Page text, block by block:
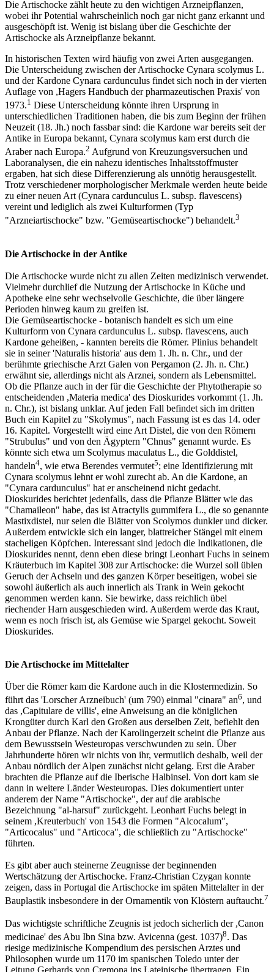
Die Artischocke zählt heute zu den wichtigen Arzneipflanzen,
wobei ihr Potential wahrscheinlich noch gar nicht ganz erkannt und
ausgeschöpft ist. Wenig ist bislang über die Geschichte der
Artischocke als Arzneipflanze bekannt.
In historischen Texten wird häufig von zwei Arten ausgegangen.
Die Unterscheidung zwischen der Artischocke Cynara scolymus L.
und der Kardone Cynara cardunculus findet sich noch in der vierten
Auflage von ,Hagers Handbuch der pharmazeutischen Praxis' von
1973.1 Diese Unterscheidung könnte ihren Ursprung in
unterschiedlichen Traditionen haben, die bis zum Beginn der frühen
Neuzeit (18. Jh.) noch fassbar sind: die Kardone war bereits seit der
Antike in Europa bekannt, Cynara scolymus kam erst durch die
Araber nach Europa.2 Aufgrund von Kreuzungsversuchen und
Laboranalysen, die ein nahezu identisches Inhaltsstoffmuster
ergaben, hat sich diese Differenzierung als unnötig herausgestellt.
Trotz verschiedener morphologischer Merkmale werden heute beide
zu einer neuen Art (Cynara cardunculus L. subsp. flavescens)
vereint und lediglich als zwei Kulturformen (Typ
"Arzneiartischocke" bzw. "Gemüseartischocke") behandelt.3
Die Artischocke in der Antike
Die Artischocke wurde nicht zu allen Zeiten medizinisch verwendet.
Vielmehr durchlief die Nutzung der Artischocke in Küche und
Apotheke eine sehr wechselvolle Geschichte, die über längere
Perioden hinweg kaum zu greifen ist.
Die Gemüseartischocke - botanisch handelt es sich um eine
Kulturform von Cynara cardunculus L. subsp. flavescens, auch
Kardone geheißen, - kannten bereits die Römer. Plinius behandelt
sie in seiner 'Naturalis historia' aus dem 1. Jh. n. Chr., und der
berühmte griechische Arzt Galen von Pergamon (2. Jh. n. Chr.)
erwähnt sie, allerdings nicht als Arznei, sondern als Lebensmittel.
Ob die Pflanze auch in der für die Geschichte der Phytotherapie so
entscheidenden ,Materia medica' des Dioskurides vorkommt (1. Jh.
n. Chr.), ist bislang unklar. Auf jeden Fall befindet sich im dritten
Buch ein Kapitel zu "Skolymus", nach Fassung ist es das 14. oder
16. Kapitel. Vorgestellt wird eine Art Distel, die von den Römern
"Strubulus" und von den Ägyptern "Chnus" genannt wurde. Es
könnte sich etwa um Scolymus maculatus L., die Golddistel,
handeln4, wie etwa Berendes vermutet5; eine Identifizierung mit
Cynara scolymus lehnt er wohl zurecht ab. An die Kardone, an
"Cynara cardunculus" hat er anscheinend nicht gedacht.
Dioskurides berichtet jedenfalls, dass die Pflanze Blätter wie das
"Chamaileon" habe, das ist Atractylis gummifera L., die so genannte
Mastixdistel, nur seien die Blätter von Scolymos dunkler und dicker.
Außerdem entwickle sich ein langer, blattreicher Stängel mit einem
stacheligen Köpfchen. Interessant sind jedoch die Indikationen, die
Dioskurides nennt, denn eben diese bringt Leonhart Fuchs in seinem
Kräuterbuch im Kapitel 308 zur Artischocke: die Wurzel soll üblen
Geruch der Achseln und des ganzen Körper beseitigen, wobei sie
sowohl äußerlich als auch innerlich als Trank in Wein gekocht
genommen werden kann. Sie bewirke, dass reichlich übel
riechender Harn ausgeschieden wird. Außerdem werde das Kraut,
wenn es noch frisch ist, als Gemüse wie Spargel gekocht. Soweit
Dioskurides.
Die Artischocke im Mittelalter
Über die Römer kam die Kardone auch in die Klostermedizin. So
führt das 'Lorscher Arzneibuch' (um 790) einmal "cinara" an6, und
das ,Capitulare de villis', eine Anweisung an die königlichen
Krongüter durch Karl den Großen aus derselben Zeit, befiehlt den
Anbau der Pflanze. Nach der Karolingerzeit scheint die Pflanze aus
dem Bewusstsein Westeuropas verschwunden zu sein. Über
Jahrhunderte hören wir nichts von ihr, vermutlich deshalb, weil der
Anbau nördlich der Alpen zunächst nicht gelang. Erst die Araber
brachten die Pflanze auf die Iberische Halbinsel. Von dort kam sie
dann in weitere Länder Westeuropas. Dies dokumentiert unter
anderem der Name "Artischocke", der auf die arabische
Bezeichnung "al-harsuf" zurückgeht. Leonhart Fuchs belegt in
seinem ,Kreuterbuch' von 1543 die Formen "Alcocalum",
"Articocalus" und "Articoca", die schließlich zu "Artischocke"
führten.
Es gibt aber auch steinerne Zeugnisse der beginnenden
Wertschätzung der Artischocke. Franz-Christian Czygan konnte
zeigen, dass in Portugal die Artischocke im späten Mittelalter in der
Bauplastik insbesondere in der Ornamentik von Klöstern auftaucht.7
Das wichtigste schriftliche Zeugnis ist jedoch sicherlich der ,Canon
medicinae' des Abu Ibn Sina bzw. Avicenna (gest. 1037)8. Das
riesige medizinische Kompendium des persischen Arztes und
Philosophen wurde um 1170 im spanischen Toledo unter der